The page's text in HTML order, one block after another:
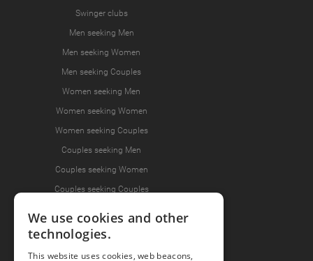
Swinger clubs
Men seeking Men
Men seeking Women
Men seeking Couples
Women seeking Men
Women seeking Women
Women seeking Couples
Couples seeking Men
Couples seeking Women
Couples seeking Couples
Join the Fun
We use cookies and other
technologies.
This website uses cookies, web beacons,